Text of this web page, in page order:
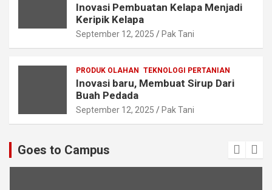
Inovasi Pembuatan Kelapa Menjadi
Keripik Kelapa
September 12, 2025 Pak Tani
PRODUK OLAHAN TEKNOLOGI PERTANIAN
Inovasi baru, Membuat Sirup Dari
Buah Pedada
September 12, 2025 Pak Tani
Goes to Campus